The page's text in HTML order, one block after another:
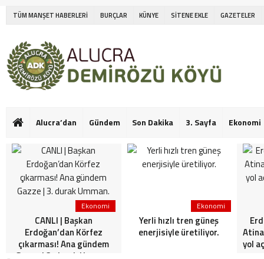
TÜM MANŞET HABERLERİ BURÇLAR KÜNYE SİTENE EKLE GAZETELER
Alucra’dan Gündem Son Dakika 3. Sayfa Ekonomi
Ekonomi
CANLI | Başkan
Erdoğan’dan Körfez
çıkarması! Ana gündem
Gazze | 3. durak Umman.
Ekonomi
Yerli hızlı tren güneş
enerjisiyle üretiliyor.
yol